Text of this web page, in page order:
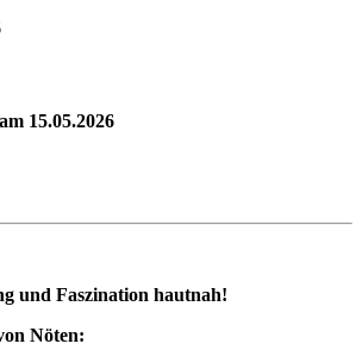
15.05.2026
und Faszination hautnah!
Nöten: